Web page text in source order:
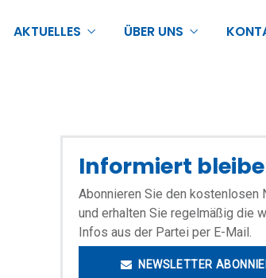
AKTUELLES ÜBER UNS
Informiert
Abonnieren Sie den kostenlosen
und erhalten Sie regelmäßig die
Infos aus der Partei per E-Mail.
NEWSLETTER